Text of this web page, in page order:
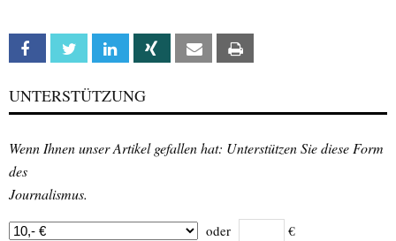
Facebook Twitter Linkedin Xing Email
UNTERSTÜTZUNG
Wenn Ihnen unser Artikel gefallen hat: Unterstützen Sie diese Form
des
Journalismus.
oder €